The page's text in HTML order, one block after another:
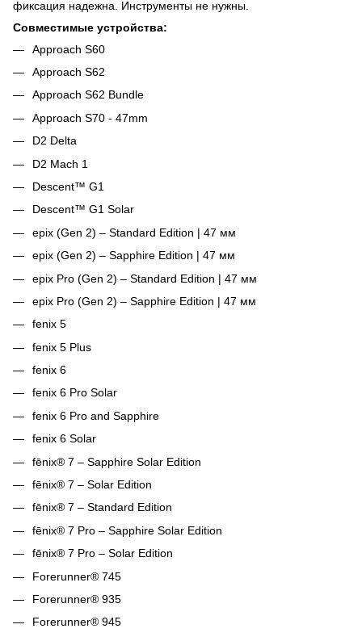
фиксация надежна. Инструменты не нужны.
Совместимые устройства:
Approach S60
Approach S62
Approach S62 Bundle
Approach S70 - 47mm
D2 Delta
D2 Mach 1
Descent™ G1
Descent™ G1 Solar
epix (Gen 2) – Standard Edition | 47 мм
epix (Gen 2) – Sapphire Edition | 47 мм
epix Pro (Gen 2) – Standard Edition | 47 мм
epix Pro (Gen 2) – Sapphire Edition | 47 мм
fenix 5
fenix 5 Plus
fenix 6
fenix 6 Pro Solar
fenix 6 Pro and Sapphire
fenix 6 Solar
fēnix® 7 – Sapphire Solar Edition
fēnix® 7 – Solar Edition
fēnix® 7 – Standard Edition
fēnix® 7 Pro – Sapphire Solar Edition
fēnix® 7 Pro – Solar Edition
Forerunner® 745
Forerunner® 935
Forerunner® 945